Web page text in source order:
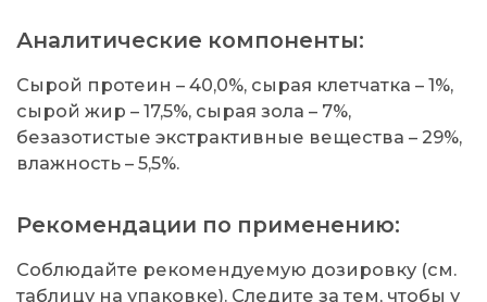
Аналитические компоненты:
Сырой протеин – 40,0%, сырая клетчатка – 1%,
сырой жир – 17,5%, сырая зола – 7%,
безазотистые экстрактивные вещества – 29%,
влажность – 5,5%.
Рекомендации по применению:
Соблюдайте рекомендуемую дозировку (см.
таблицу на упаковке). Следите за тем, чтобы у